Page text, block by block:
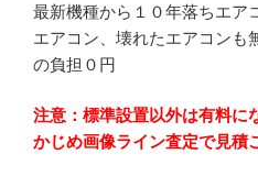
最新機種から１０年落ちエア
エアコン、壊れたエアコンも
の負担０円
注意：標準設置以外は有料に
かじめ画像ライン査定で見積